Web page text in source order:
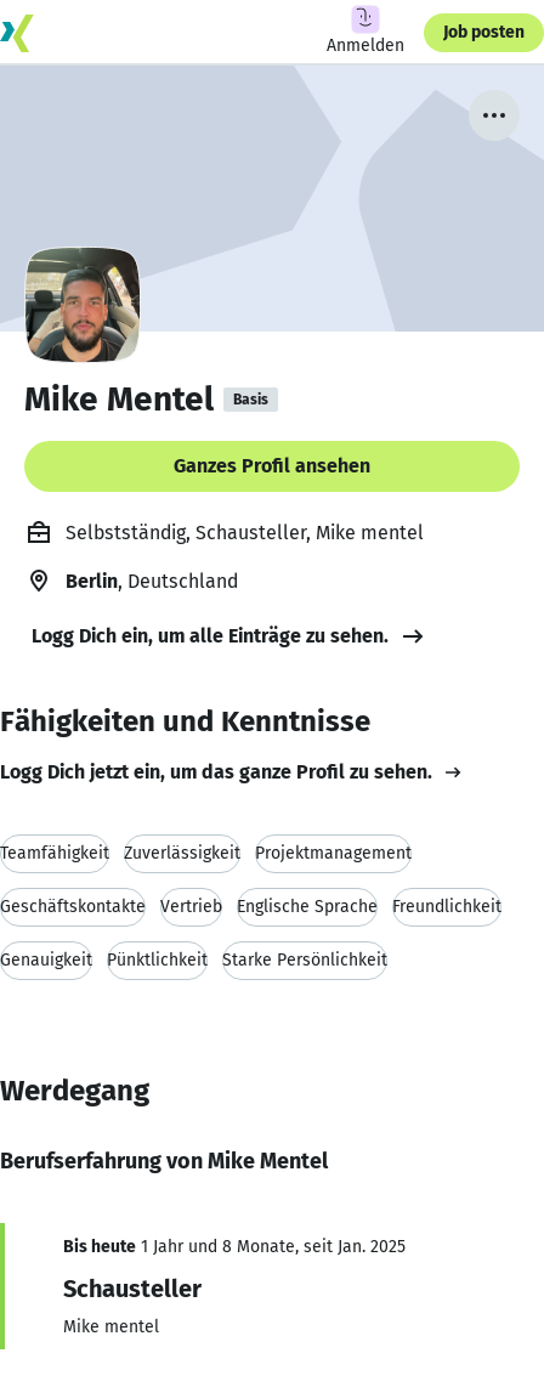
Anmelden
Job posten
Mike Mentel Basis
Ganzes Profil ansehen
Selbstständig, Schausteller, Mike mentel
Berlin, Deutschland
Logg Dich ein, um alle Einträge zu sehen.
Fähigkeiten und Kenntnisse
Logg Dich jetzt ein, um das ganze Profil zu sehen.
Teamfähigkeit Zuverlässigkeit Projektmanagement
Geschäftskontakte Vertrieb Englische Sprache Freundlichkeit
Genauigkeit Pünktlichkeit Starke Persönlichkeit
Werdegang
Berufserfahrung von Mike Mentel
Bis heute 1 Jahr und 8 Monate, seit Jan. 2025
Schausteller
Mike mentel